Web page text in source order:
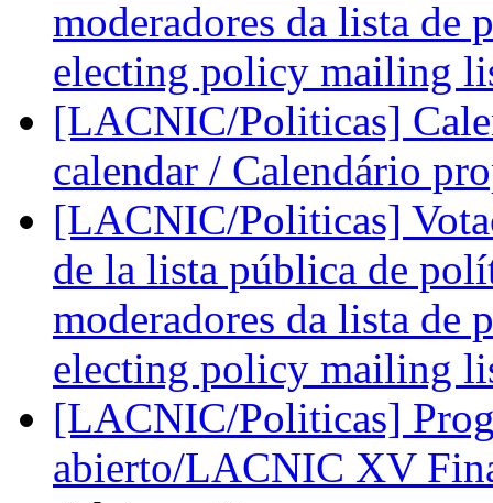
moderadores da lista
electing policy mailing
[LACNIC/Politicas]
calendar / Calendário
[LACNIC/Politicas]
de la lista pública de
moderadores da lista
electing policy mailing
[LACNIC/Politicas]
abierto/LACNIC XV